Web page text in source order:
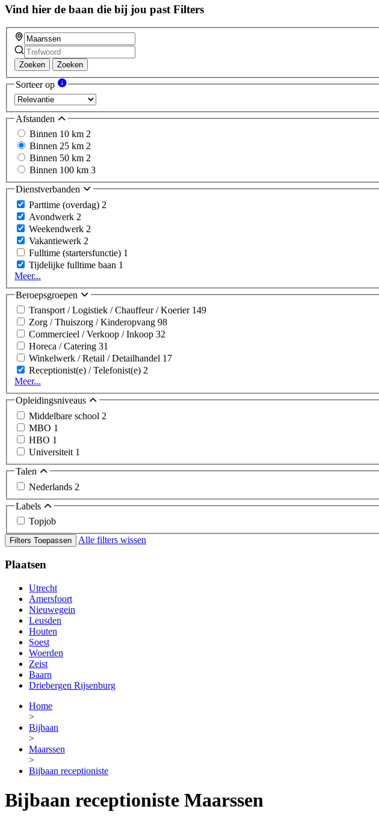
Vind hier de baan die bij jou past Filters
Zoeken Zoeken
Sorteer op
Afstanden
Binnen 10 km 2
Binnen 25 km 2
Binnen 50 km 2
Binnen 100 km 3
Dienstverbanden
Parttime (overdag) 2
Avondwerk 2
Weekendwerk 2
Vakantiewerk 2
Fulltime (startersfunctie) 1
Tijdelijke fulltime baan 1
Meer...
Beroepsgroepen
Transport / Logistiek / Chauffeur / Koerier 149
Zorg / Thuiszorg / Kinderopvang 98
Commercieel / Verkoop / Inkoop 32
Horeca / Catering 31
Winkelwerk / Retail / Detailhandel 17
Receptionist(e) / Telefonist(e) 2
Meer...
Opleidingsniveaus
Middelbare school 2
MBO 1
HBO 1
Universiteit 1
Talen
Nederlands 2
Labels
Topjob
Filters Toepassen Alle filters wissen
Plaatsen
Utrecht
Amersfoort
Nieuwegein
Leusden
Houten
Soest
Woerden
Zeist
Baarn
Driebergen Rijsenburg
Home
>
Bijbaan
>
Maarssen
>
Bijbaan receptioniste
Bijbaan receptioniste Maarssen